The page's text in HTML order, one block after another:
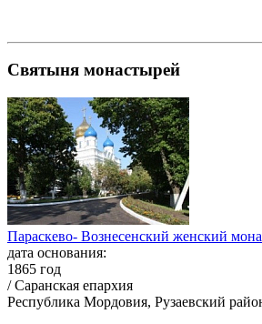
Святыня монастырей
Параскево- Вознесенский женский
дата основания:
1865 год
/ Саранская епархия
Республика Мордовия, Рузаевский